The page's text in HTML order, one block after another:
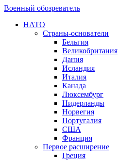
Военный обозреватель
НАТО
Страны-основатели
Бельгия
Великобритания
Дания
Исландия
Италия
Канада
Люксембург
Нидерланды
Норвегия
Португалия
США
Франция
Первое расширение
Греция